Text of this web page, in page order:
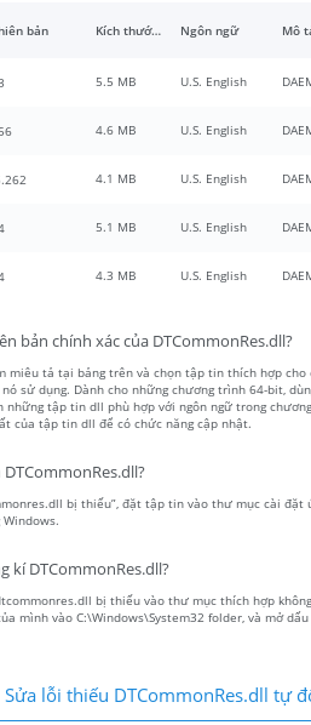
bản Kích thước tập tin Ngôn ngữ Mô
5.5 MB U.S. English
4.6 MB U.S. English
4.1 MB U.S. English
5.1 MB U.S. English
4.3 MB U.S. English
bản chính xác của DTCommonRes.dll?
miêu tả tại bảng trên và chọn tập tin thích hợp
sử dụng. Dành cho những chương trình 64-bit,
những tập tin dll phù hợp với ngôn ngữ trong
của tập tin dll để có chức năng cập nhật.
bị thiếu”, đặt tập tin vào thư mục cài
kí DTCommonRes.dll?
bị thiếu vào thư mục thích hợp
mình vào C:\Windows\System32 folder, và mở
Sửa lỗi thiếu DTCommonRes.dll tự